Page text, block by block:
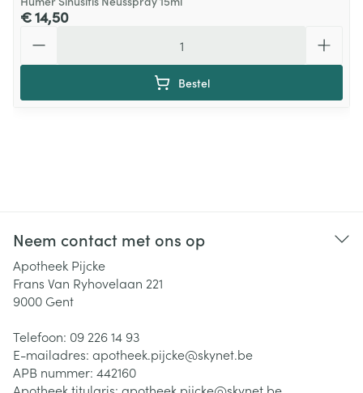
€ 14,50
Bestel
Neem contact met ons op
Apotheek Pijcke
Frans Van Ryhovelaan 221
9000 Gent
Telefoon: 09 226 14 93
E-mailadres: apotheek.pijcke@skynet.be
APB nummer: 442160